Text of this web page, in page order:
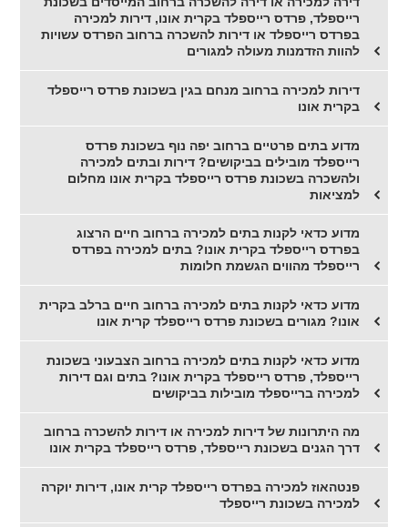
רייספלד, פרדס רייספלד בקרית אונו, דירות למכירה
בפרדס רייספלד או דירות להשכרה ברחוב הפרדס עשויות
להוות הזדמנות מעולה למגורים
דירות למכירה ברחוב מנחם בגין בשכונת פרדס רייספלד
בקרית אונו
מדוע בתים פרטיים ברחוב יפה נוף בשכונת פרדס
רייספלד מובילים בביקושים? דירות ובתים למכירה
ולהשכרה בשכונת פרדס רייספלד בקרית אונו מחלום
למציאות
מדוע כדאי לקנות בתים למכירה ברחוב חיים הרצוג
בפרדס רייספלד בקרית אונו? בתים למכירה בפרדס
רייספלד מהווים הגשמת חלומות
מדוע כדאי לקנות בתים למכירה ברחוב חיים ברלב בקרית
אונו? מגורים בשכונת פרדס רייספלד קרית אונו
מדוע כדאי לקנות בתים למכירה ברחוב הצבעוני בשכונת
רייספלד, פרדס רייספלד בקרית אונו? בתים וגם דירות
למכירה ברייספלד מובילות בביקושים
מה היתרונות של דירות למכירה או דירות להשכרה ברחוב
דרך הגנים בשכונת רייספלד, פרדס רייספלד בקרית אונו
פנטהאוז למכירה בפרדס רייספלד קרית אונו, דירות יוקרה
למכירה בשכונת רייספלד